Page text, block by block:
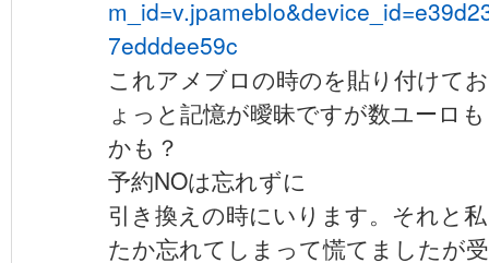
7edddee59c
これアメブロの時のを貼り付けて
ょっと記憶が曖昧ですが数ユーロ
かも？
予約NOは忘れずに
引き換えの時にいります。それと
たか忘れてしまって慌てましたが